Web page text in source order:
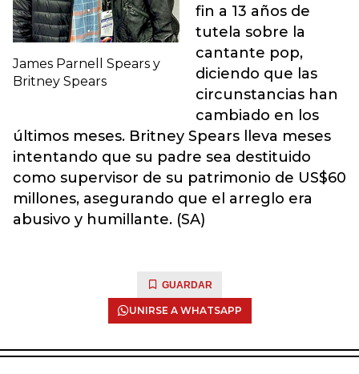
James Parnell Spears y
Britney Spears
fin a 13 años de
tutela sobre la
cantante pop,
diciendo que las
circunstancias han
cambiado en los
últimos meses. Britney Spears lleva meses
intentando que su padre sea destituido
como supervisor de su patrimonio de US$60
millones, asegurando que el arreglo era
abusivo y humillante. (SA)
GUARDAR
UNIRSE A WHATSAPP